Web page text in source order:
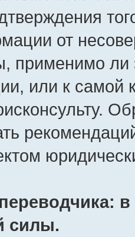
от
применимо ли
или к самой
силы.